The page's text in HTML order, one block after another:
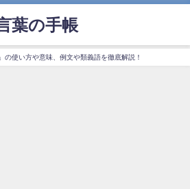
葉の手帳
の使い方や意味、例文や類義語を徹底解説！